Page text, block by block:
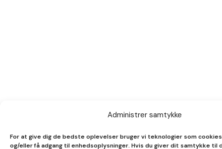
Administrer samtykke
For at give dig de bedste oplevelser bruger vi teknologier som
og/eller få adgang til enhedsoplysninger. Hvis du giver dit samtykke til